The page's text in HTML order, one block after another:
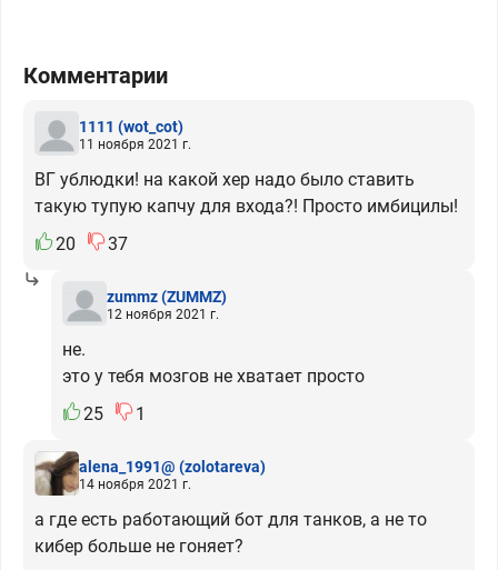
Комментарии
1111 (wot_cot)
11 ноября 2021 г.
ВГ ублюдки! на какой хер надо было ставить
такую тупую капчу для входа?! Просто имбицилы!
20
37
zummz(ZUMMZ)
12 ноября 2021 г.
не.
это у тебя мозгов не хватает просто
25
1
alena_1991@ (zolotareva)
14 ноября 2021 г.
а где есть работающий бот для танков, а не то
кибер больше не гоняет?